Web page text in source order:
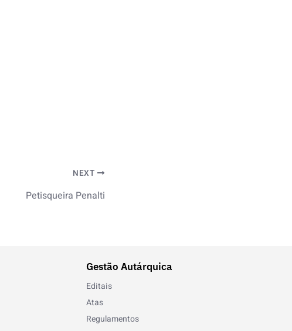
NEXT
Petisqueira Penalti
Gestão Autárquica
Editais
Atas
Regulamentos